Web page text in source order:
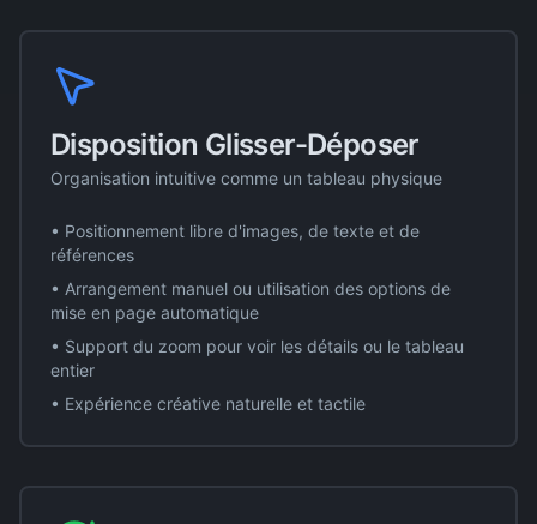
Disposition Glisser-Déposer
Organisation intuitive comme un tableau physique
• Positionnement libre d'images, de texte et de
références
• Arrangement manuel ou utilisation des options de
mise en page automatique
• Support du zoom pour voir les détails ou le tableau
entier
• Expérience créative naturelle et tactile